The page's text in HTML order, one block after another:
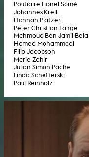
Poutiaire Lionel Somé
Johannes Krell
Hannah Platzer
Peter Christian Lange
Mahmoud Ben Jamil
Hamed Mohammadi
Filip Jacobson
Marie Zahir
Julian Simon Pache
Linda Schefferski
Paul Reinholz